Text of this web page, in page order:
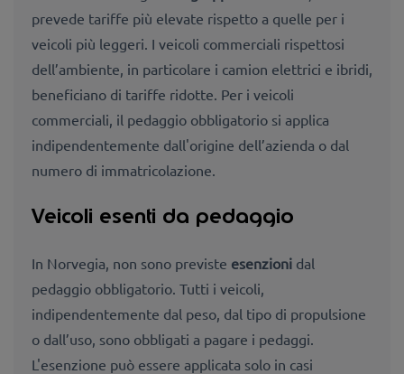
prevede tariffe più elevate rispetto a quelle per i
veicoli più leggeri. I veicoli commerciali rispettosi
dell’ambiente, in particolare i camion elettrici e ibridi,
beneficiano di tariffe ridotte. Per i veicoli
commerciali, il pedaggio obbligatorio si applica
indipendentemente dall'origine dell’azienda o dal
numero di immatricolazione.
Veicoli esenti da pedaggio
In Norvegia, non sono previste esenzioni dal
pedaggio obbligatorio. Tutti i veicoli,
indipendentemente dal peso, dal tipo di propulsione
o dall’uso, sono obbligati a pagare i pedaggi.
L'esenzione può essere applicata solo in casi